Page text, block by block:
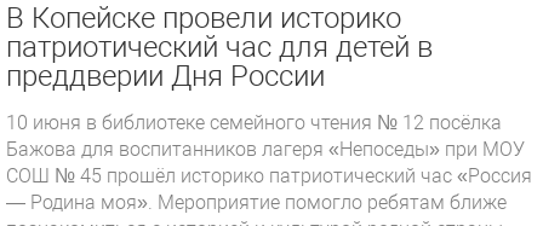
В Копейске провели историко
патриотический час для детей в
преддверии Дня России
10 июня в библиотеке семейного чтения № 12 посёлка
Бажова для воспитанников лагеря «Непоседы» при МОУ
СОШ № 45 прошёл историко патриотический час «Россия
— Родина моя». Мероприятие помогло ребятам ближе